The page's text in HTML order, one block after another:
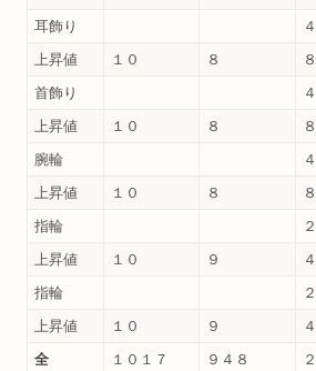
耳飾り
上昇値
１０ ８
８
首飾り
上昇値
１０ ８
８
腕輪
上昇値
１０ ８
８
指輪
上昇値
１０ ９
４
指輪
上昇値
１０ ９
４
全
１０１７ ９４８